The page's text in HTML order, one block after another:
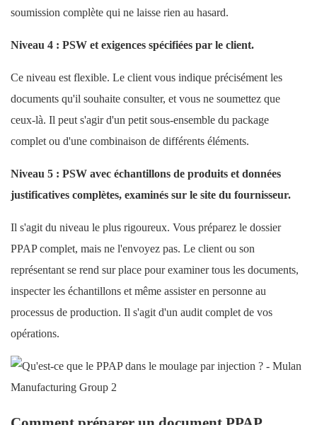
soumission complète qui ne laisse rien au hasard.
Niveau 4 : PSW et exigences spécifiées par le client.
Ce niveau est flexible. Le client vous indique précisément les
documents qu'il souhaite consulter, et vous ne soumettez que
ceux-là. Il peut s'agir d'un petit sous-ensemble du package
complet ou d'une combinaison de différents éléments.
Niveau 5 : PSW avec échantillons de produits et données
justificatives complètes, examinés sur le site du fournisseur.
Il s'agit du niveau le plus rigoureux. Vous préparez le dossier
PPAP complet, mais ne l'envoyez pas. Le client ou son
représentant se rend sur place pour examiner tous les documents,
inspecter les échantillons et même assister en personne au
processus de production. Il s'agit d'un audit complet de vos
opérations.